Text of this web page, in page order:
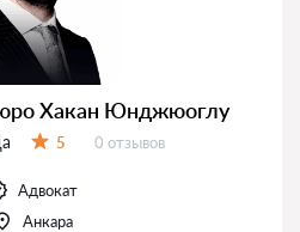
Хакан Юнджюоглу
5 Отзывов:
0 отзывов
Адвокат
Анкара